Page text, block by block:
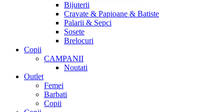
Bijuterii
Cravate & Papioane & Batiste
Palarii & Sepci
Sosete
Brelocuri
Copii
CAMPANII
Noutati
Outlet
Femei
Barbati
Copii